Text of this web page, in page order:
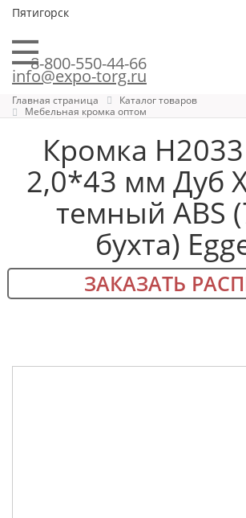
Пятигорск
8-800-550-44-66
info@expo-torg.ru
Главная страница
Каталог товаров
Мебельная кромка оптом
Кромка H2033
2,0*43 мм Дуб
темный ABS
бухта)
ЗАКАЗАТЬ